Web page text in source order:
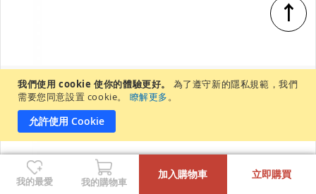
我們使用 cookie 使你的體驗更好。
為了遵守新的隱私規範，我們
需要您同意設置 cookie。
瞭解更多。
允許使用 Cookie
$9,990
↑
我的最愛 我的購物車
加入購物車 立即購買
+
-